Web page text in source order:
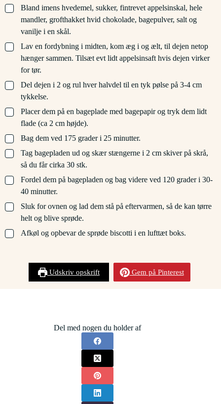
▢
Bland imens hvedemel, sukker, fintrevet appelsinskal, hele
mandler, grofthakket hvid chokolade, bagepulver, salt og
vanilje i en skål.
▢
Lav en fordybning i midten, kom æg i og ælt, til dejen netop
hænger sammen. Tilsæt evt lidt appelsinsaft hvis dejen virker
for tør.
▢
Del dejen i 2 og rul hver halvdel til en tyk pølse på 3-4 cm
tykkelse.
▢
Placer dem på en bageplade med bagepapir og tryk dem lidt
flade (ca 2 cm højde).
▢
Bag dem ved 175 grader i 25 minutter.
▢
Tag bagepladen ud og skær stængerne i 2 cm skiver på skrå,
så du får cirka 30 stk.
▢
Fordel dem på bagepladen og bag videre ved 120 grader i 30-
40 minutter.
▢
Sluk for ovnen og lad dem stå på eftervarmen, så de kan tørre
helt og blive sprøde.
▢
Afkøl og opbevar de sprøde biscotti i en lufttæt boks.
Udskriv opskrift Gem på Pinterest
Del med nogen du holder af